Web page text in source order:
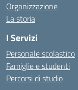
Organizzazione
La storia
I Servizi
Personale scolastico
Famiglie e studenti
Percorsi di studio